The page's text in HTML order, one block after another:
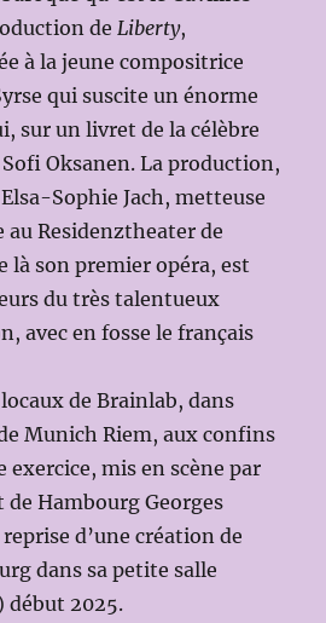
de Liberty,
à la jeune compositrice
qui suscite un énorme
sur un livret de la célèbre
Oksanen. La production,
Sophie Jach, metteuse
au Residenztheater de
là son premier opéra, est
du très talentueux
avec en fosse le français
de Brainlab, dans
Munich Riem, aux confins
exercice, mis en scène par
Hambourg Georges
d’une création de
dans sa petite salle
début 2025.